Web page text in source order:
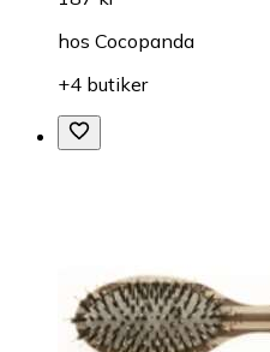
hos Cocopanda
+4 butiker